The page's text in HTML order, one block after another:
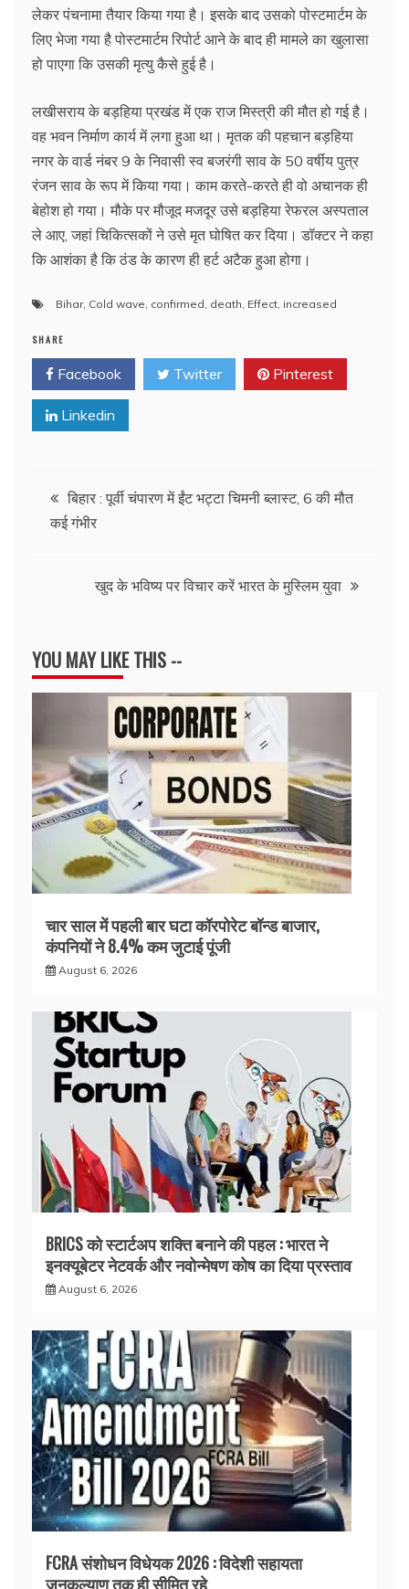
लेकर पंचनामा तैयार किया गया है। इसके बाद उसको पोस्टमार्टम के
लिए भेजा गया है पोस्टमार्टम रिपोर्ट आने के बाद ही मामले का खुलासा
हो पाएगा कि उसकी मृत्यु कैसे हुई है।
लखीसराय के बड़हिया प्रखंड में एक राज मिस्त्री की मौत हो गई है।
वह भवन निर्माण कार्य में लगा हुआ था। मृतक की पहचान बड़हिया
नगर के वार्ड नंबर 9 के निवासी स्व बजरंगी साव के 50 वर्षीय पुत्र
रंजन साव के रूप में किया गया। काम करते-करते ही वो अचानक ही
बेहोश हो गया। मौके पर मौजूद मजदूर उसे बड़हिया रेफरल अस्पताल
ले आए, जहां चिकित्सकों ने उसे मृत घोषित कर दिया। डॉक्टर ने कहा
कि आशंका है कि ठंड के कारण ही हर्ट अटैक हुआ होगा।
Bihar, Cold wave confirmed death Effect increased
SHARE
Facebook Twitter Pinterest
Linkedin
Post
navigation
बिहार : पूर्वी चंपारण में ईंट भट्टा चिमनी ब्लास्ट, 6 की मौत
कई गंभीर
खुद के भविष्य पर विचार करें भारत के मुस्लिम युवा
YOU MAY LIKE THIS --
चार साल में पहली बार घटा कॉरपोरेट बॉन्ड बाजार,
कंपनियों ने 8.4% कम जुटाई पूंजी
August 6, 2026
BRICS को स्टार्टअप शक्ति बनाने की पहल : भारत ने
इनक्यूबेटर नेटवर्क और नवोन्मेषण कोष का दिया प्रस्ताव
August 6, 2026
FCRA संशोधन विधेयक 2026 : विदेशी सहायता
जनकल्याण तक ही सीमित रहे